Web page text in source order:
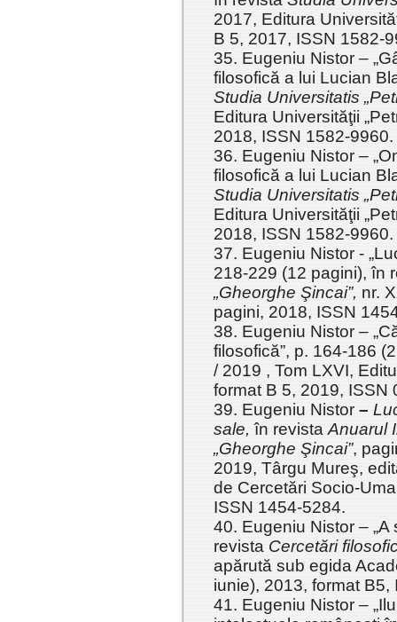
2017, Editura
B 5, 2017, ISSN 1582-
35. Eugeniu Nistor –
filosofică a lui Lucian
Studia Universitatis
Editura Universităţii
2018, ISSN 1582-9960.
36. Eugeniu Nistor –
filosofică a lui Lucian
Studia Universitatis
Editura Universităţii
2018, ISSN 1582-9960.
37. Eugeniu Nistor -
218-229 (12 pagini), în
„Gheorghe Şincai”, nr.
pagini, 2018, ISSN
38. Eugeniu Nistor –
filosofică”, p. 164-186
/ 2019 , Tom LXVI,
format B 5, 2019, ISSN
39. Eugeniu Nistor –
sale, în revista Anuarul
„Gheorghe Şincai”,
2019, Târgu Mureş,
de Cercetări Socio-
ISSN 1454-5284.
40. Eugeniu Nistor –
revista Cercetări
apărută sub egida
iunie), 2013, format
41. Eugeniu Nistor –